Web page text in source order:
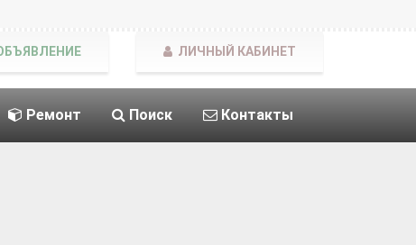
Ремонт Поиск Контакты
ЛИЧНЫЙ КАБИНЕТ